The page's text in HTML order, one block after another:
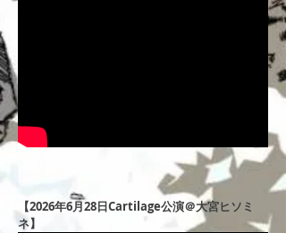
【2026年6月28日Cartilage公演＠大宮ヒソミ
ネ】